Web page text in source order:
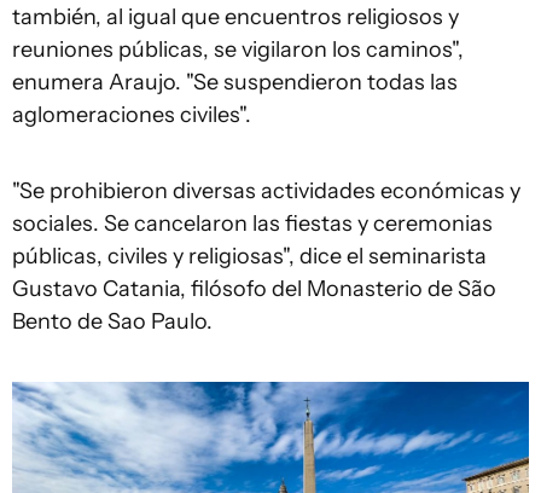
también, al igual que encuentros religiosos y
reuniones públicas, se vigilaron los caminos",
enumera Araujo. "Se suspendieron todas las
aglomeraciones civiles".
"Se prohibieron diversas actividades económicas y
sociales. Se cancelaron las fiestas y ceremonias
públicas, civiles y religiosas", dice el seminarista
Gustavo Catania, filósofo del Monasterio de São
Bento de Sao Paulo.